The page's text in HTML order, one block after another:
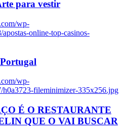
para vestir
wp-
online-top-casinos-
wp-
h0a3723-fileminimizer-335x256.jpg
É O RESTAURANTE
QUE O VAI BUSCAR